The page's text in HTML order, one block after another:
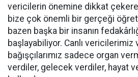
vericilerin önemine dikkat
bize çok önemli bir gerçeği
bazen başka bir insanın
başlayabiliyor. Canlı vericilerimiz
bağışçılarımız sadece organ
verdiler, gelecek verdiler, hayat